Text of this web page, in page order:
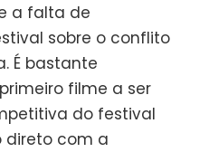
a falta de
sobre o conflito
É bastante
filme a ser
do festival
direto com a